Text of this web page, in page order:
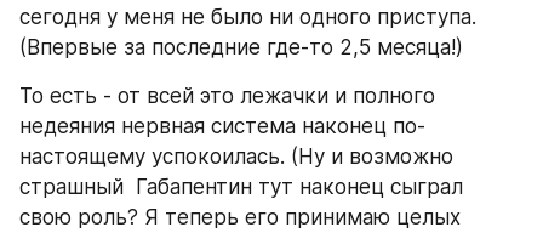
сегодня у меня не было ни одного приступа.
(Впервые за последние где-то 2,5 месяца!)
То есть - от всей это лежачки и полного
недеяния нервная система наконец по-
настоящему успокоилась. (Ну и возможно
страшный  Габапентин тут наконец сыграл
свою роль? Я теперь его принимаю целых